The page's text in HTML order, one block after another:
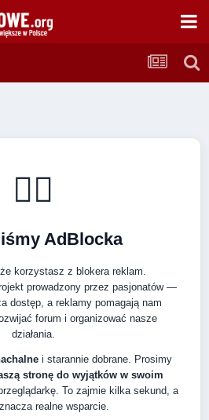
🚴‍♂️
AdBlocka
korzystasz z blokera reklam.
prowadzony przez pasjonatów —
dostęp, a reklamy pomagają nam
forum i organizować nasze
działania.
i starannie dobrane. Prosimy
stronę do wyjątków w swoim
To zajmie kilka sekund, a
realne wsparcie.